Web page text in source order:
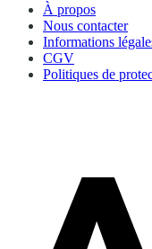
À propos
Nous contacter
Informations
CGV
Politiques de